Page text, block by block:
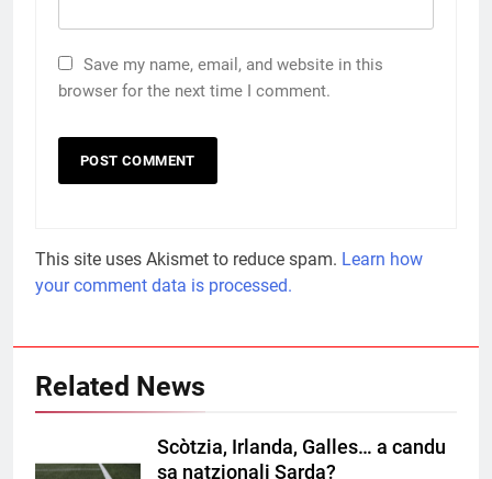
Save my name, email, and website in this
browser for the next time I comment.
This site uses Akismet to reduce spam. Learn how
your comment data is processed.
Related News
Scòtzia, Irlanda, Galles… a candu
sa natzionali Sarda?